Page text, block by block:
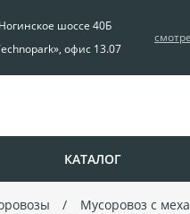
шоссе 40Б
офис 13.07
КАТАЛОГ
Мусоровоз с